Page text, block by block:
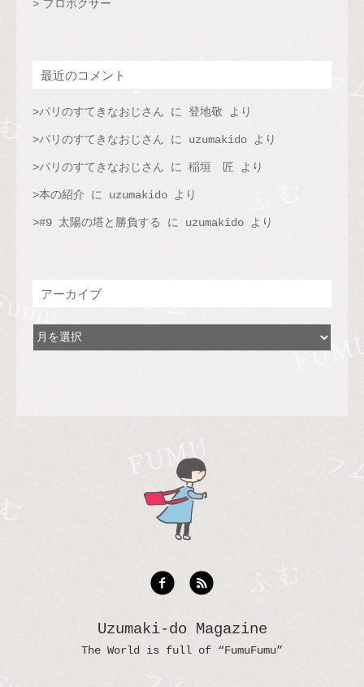
プロボクサー
最近のコメント
パリのすてきなおじさん に 登地敬 より
パリのすてきなおじさん に uzumakido より
パリのすてきなおじさん に 稲垣 匠 より
本の紹介 に uzumakido より
#9 太陽の塔と勝負する に uzumakido より
アーカイブ
Uzumaki-do Magazine
The World is full of “FumuFumu”